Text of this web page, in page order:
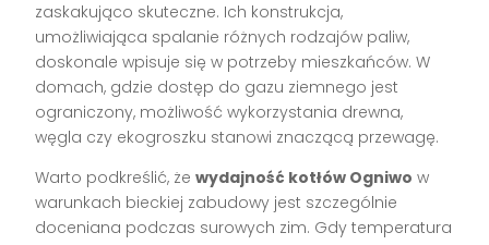
zaskakująco skuteczne. Ich konstrukcja,
umożliwiająca spalanie różnych rodzajów paliw,
doskonale wpisuje się w potrzeby mieszkańców. W
domach, gdzie dostęp do gazu ziemnego jest
ograniczony, możliwość wykorzystania drewna,
węgla czy ekogroszku stanowi znaczącą przewagę.
Warto podkreślić, żewydajność kotłów Ogniwo w
warunkach bieckiej zabudowy jest szczególnie
doceniana podczas surowych zim. Gdy temperatura